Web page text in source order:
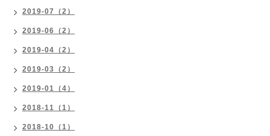
2019-07（2）
2019-06（2）
2019-04（2）
2019-03（2）
2019-01（4）
2018-11（1）
2018-10（1）